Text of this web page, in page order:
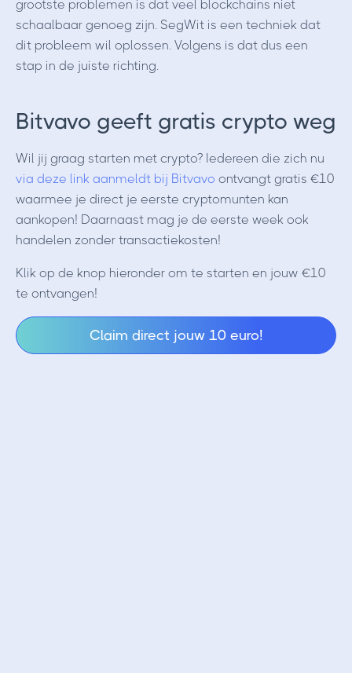
grootste problemen is dat veel blockchains niet
schaalbaar genoeg zijn. SegWit is een techniek dat
dit probleem wil oplossen. Volgens is dat dus een
stap in de juiste richting.
Bitvavo geeft gratis crypto weg
Wil jij graag starten met crypto? Iedereen die zich nu
via deze link aanmeldt bij Bitvavo ontvangt gratis €10
waarmee je direct je eerste cryptomunten kan
aankopen! Daarnaast mag je de eerste week ook
handelen zonder transactiekosten!
Klik op de knop hieronder om te starten en jouw €10
te ontvangen!
Claim direct jouw 10 euro!